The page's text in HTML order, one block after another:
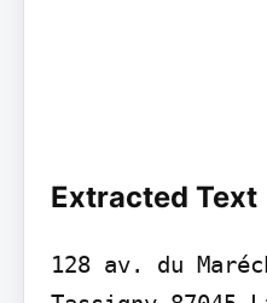
Extracted Text
128 av. du